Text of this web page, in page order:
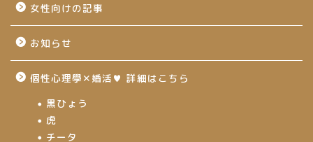
女性向けの記事
お知らせ
個性心理學✕婚活♥ 詳細はこちら
黒ひょう
虎
チータ